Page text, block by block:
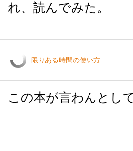
れ、読んでみた。
限りある時間の使い方
この本が言わんとし